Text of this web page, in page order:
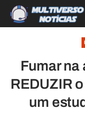
Fumar
REDUZIR
um